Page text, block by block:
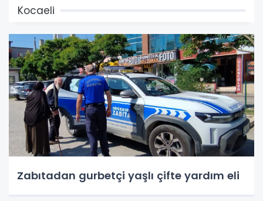
Kocaeli
Zabıtadan gurbetçi yaşlı çifte yardım eli